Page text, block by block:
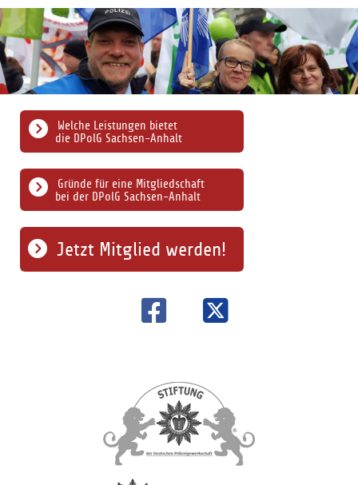
Gründe für eine Mitgliedschaft
bei der DPolG Sachsen-Anhalt
Welche Leistungen bietet
die DPolG Sachsen-Anhalt
Jetzt Mitglied werden!